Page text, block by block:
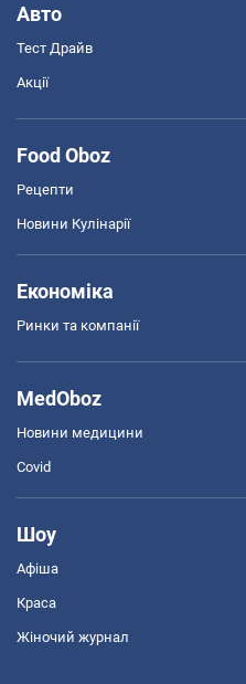
Авто
Тест Драйв
Акції
Food Oboz
Рецепти
Новини Кулінарії
Економіка
Ринки та компанії
MedOboz
Новини медицини
Covid
Шоу
Афіша
Краса
Жіночий журнал